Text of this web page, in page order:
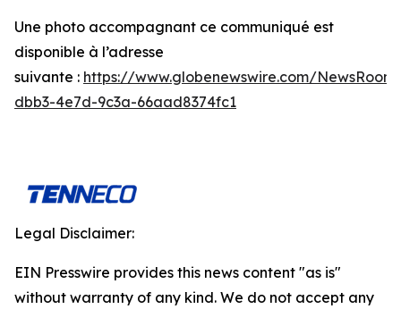
Une photo accompagnant ce communiqué est
disponible à l’adresse
suivante : https://www.globenewswire.com/
dbb3-4e7d-9c3a-66aad8374fc1
Legal Disclaimer:
EIN Presswire provides this news content "as is"
without warranty of any kind. We do not accept any